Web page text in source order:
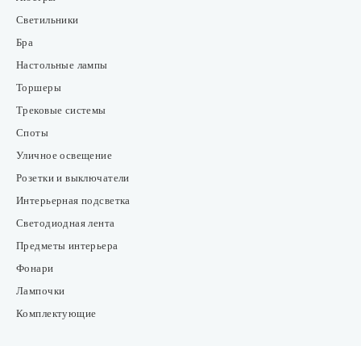
Светильники
Бра
Настольные лампы
Торшеры
Трековые системы
Споты
Уличное освещение
Розетки и выключатели
Интерьерная подсветка
Светодиодная лента
Предметы интерьера
Фонари
Лампочки
Комплектующие